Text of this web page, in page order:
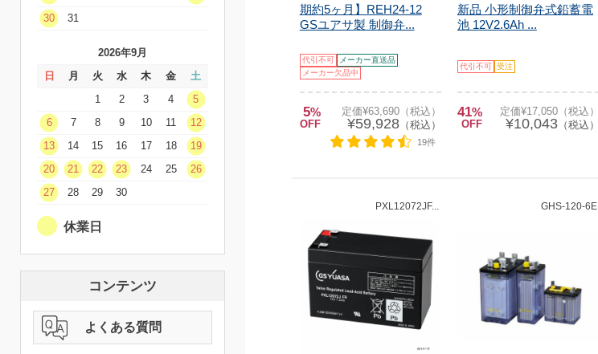
30
31
2026年9月
日
月 火 水 木 金
土
1
2 3 4
5
6
7 8 9 10 11
12
13
14 15 16 17 18
19
20
21 22 23 24 25
26
27
28 29 30
休業日
コンテンツ
よくある質問
期約5ヶ月】REH24-12
GSユアサ製 制御弁...
代引不可
メーカー直送品
メーカー欠品中
5%
OFF
定価¥63,690（税込）
¥59,928 （税込）
19件
新品 小形制御弁式鉛蓄電
池 12V2.6Ah ...
代引不可 受注
41%
OFF
定価¥17,050（税込）
¥10,043（税込）
PXL12072JF... GHS-120-6E